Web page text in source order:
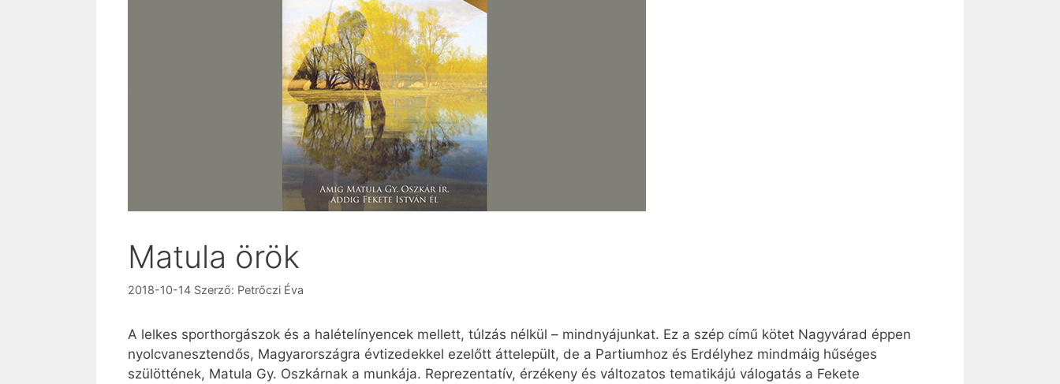
Matula örök
2018-10-14 Szerző: Petrőczi Éva
A lelkes sporthorgászok és a halételínyencek mellett, túlzás nélkül – mindnyájunkat. Ez a szép című kötet Nagyvárad éppen
nyolcvanesztendős, Magyar­országra évtizedekkel ezelőtt áttelepült, de a Partiumhoz és Erdélyhez mindmáig hűséges
szülöttének, Matula Gy. Oszkárnak a munkája. Reprezentatív, érzékeny és változatos tematikájú válogatás a Fekete